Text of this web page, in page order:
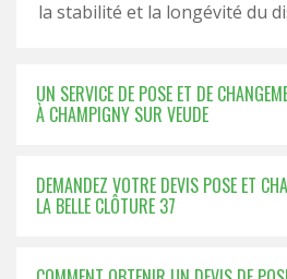
la stabilité et la longévité du
UN SERVICE DE POSE ET DE
À CHAMPIGNY SUR VEUDE
DEMANDEZ VOTRE DEVIS POSE ET
LA BELLE CLÔTURE 37